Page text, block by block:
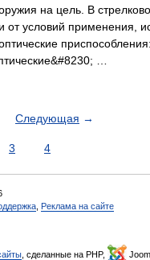
на цель. В
от условий применения,
…
Следующая →
3 4
Реклама на сайте
, сделанные на PHP,